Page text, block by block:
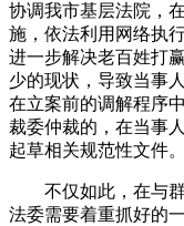
协调我市基层法院，
施，依法利用网络执
进一步解决老百姓打
少的现状，导致当事
在立案前的调解程序
裁委仲裁的，在当事
起草相关规范性文件。
不仅如此，在与群
法委需要着重抓好的